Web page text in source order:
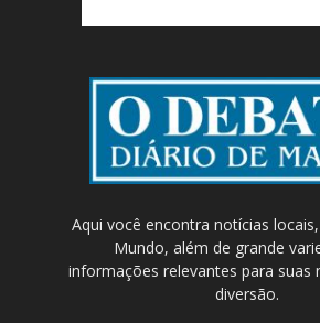
Aqui você encontra notícias
Mundo, além de grande
informações relevantes para suas
diversão.